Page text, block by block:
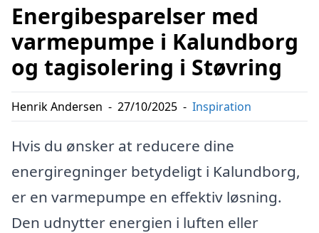
Energibesparelser med
varmepumpe i Kalundborg
og tagisolering i Støvring
Henrik Andersen - 27/10/2025 - Inspiration
Hvis du ønsker at reducere dine
energiregninger betydeligt i Kalundborg,
er en varmepumpe en effektiv løsning.
Den udnytter energien i luften eller